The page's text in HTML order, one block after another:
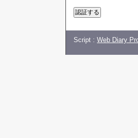
Script : Web Diary